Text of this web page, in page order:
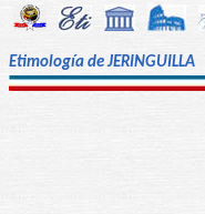
Etimología de JERINGUILLA